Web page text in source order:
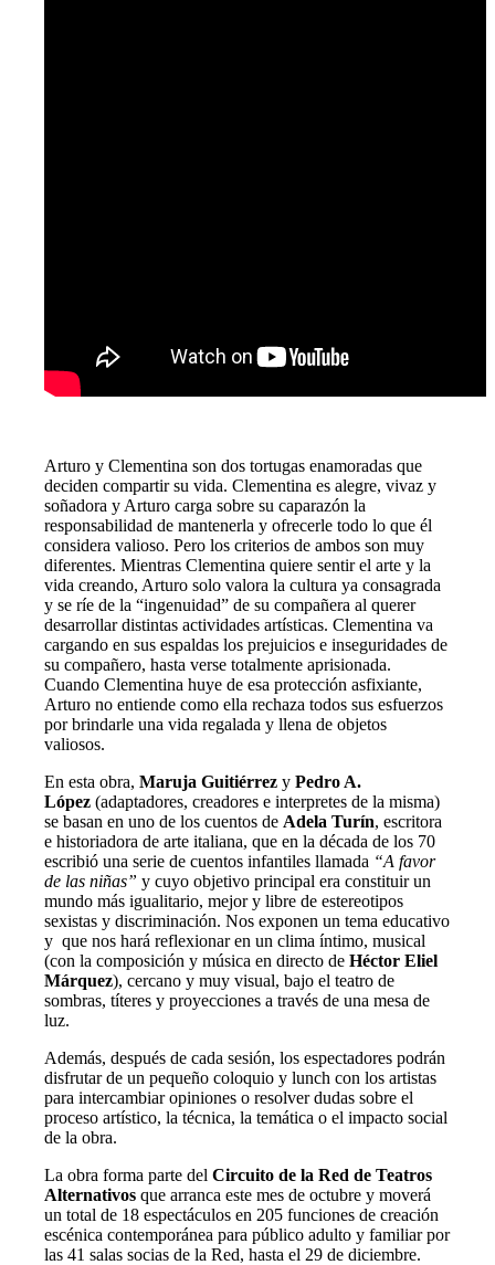
Arturo y Clementina son dos tortugas enamoradas que
deciden compartir su vida. Clementina es alegre, vivaz y
soñadora y Arturo carga sobre su caparazón la
responsabilidad de mantenerla y ofrecerle todo lo que él
considera valioso. Pero los criterios de ambos son muy
diferentes. Mientras Clementina quiere sentir el arte y la
vida creando, Arturo solo valora la cultura ya consagrada
y se ríe de la “ingenuidad” de su compañera al querer
desarrollar distintas actividades artísticas. Clementina va
cargando en sus espaldas los prejuicios e inseguridades de
su compañero, hasta verse totalmente aprisionada.
Cuando Clementina huye de esa protección asfixiante,
Arturo no entiende como ella rechaza todos sus esfuerzos
por brindarle una vida regalada y llena de objetos
valiosos.
En esta obra,Maruja Guitiérrez yPedro A.
López (adaptadores, creadores e interpretes de la misma)
se basan en uno de los cuentos de Adela Turín, escritora
e historiadora de arte italiana, que en la década de los 70
escribió una serie de cuentos infantiles llamada “A favor
de las niñas” y cuyo objetivo principal era constituir un
mundo más igualitario, mejor y libre de estereotipos
sexistas y discriminación. Nos exponen un tema educativo
y que nos hará reflexionar en un clima íntimo, musical
(con la composición y música en directo deHéctor Eliel
Márquez), cercano y muy visual, bajo el teatro de
sombras, títeres y proyecciones a través de una mesa de
luz.
Además, después de cada sesión, los espectadores podrán
disfrutar de un pequeño coloquio y lunch con los artistas
para intercambiar opiniones o resolver dudas sobre el
proceso artístico, la técnica, la temática o el impacto social
de la obra.
La obra forma parte delCircuito de la Red de Teatros
Alternativosque arranca este mes de octubre y moverá
un total de 18 espectáculos en 205 funciones de creación
escénica contemporánea para público adulto y familiar por
las 41 salas socias de la Red, hasta el 29 de diciembre.